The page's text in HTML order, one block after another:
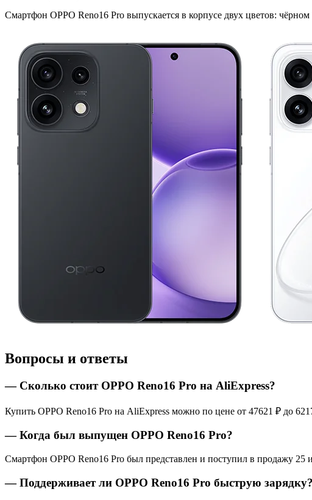
Смартфон OPPO Reno16 Pro выпускается в корпусе двух цветов:
Вопросы и ответы
— Сколько стоит OPPO Reno16 Pro на AliExpress?
Купить OPPO Reno16 Pro на AliExpress можно по цене от 47621 ₽ до
— Когда был выпущен OPPO Reno16 Pro?
Смартфон OPPO Reno16 Pro был представлен и поступил в продажу 25
— Поддерживает ли OPPO Reno16 Pro быструю зарядку?